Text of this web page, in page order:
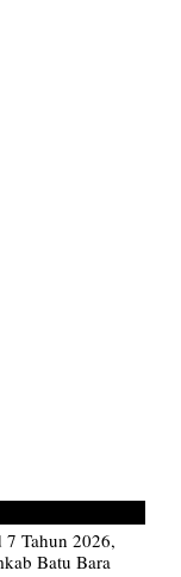
Tahun 2026,
Batu Bara